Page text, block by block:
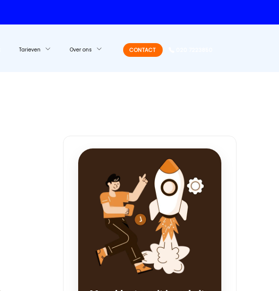
Tarieven Over ons CONTACT